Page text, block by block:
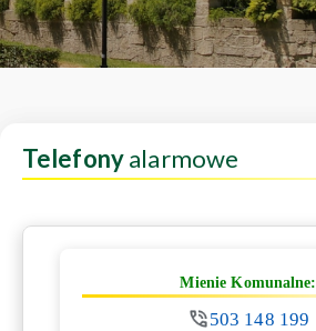
Telefonyalarmowe
Mienie Komunalne:
503 148 199